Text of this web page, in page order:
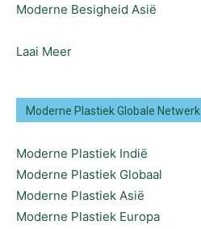
Moderne Besigheid Asië
Laai Meer
Moderne Plastiek Globale Netwerk
Moderne Plastiek Indië
Moderne Plastiek Globaal
Moderne Plastiek Asië
Moderne Plastiek Europa